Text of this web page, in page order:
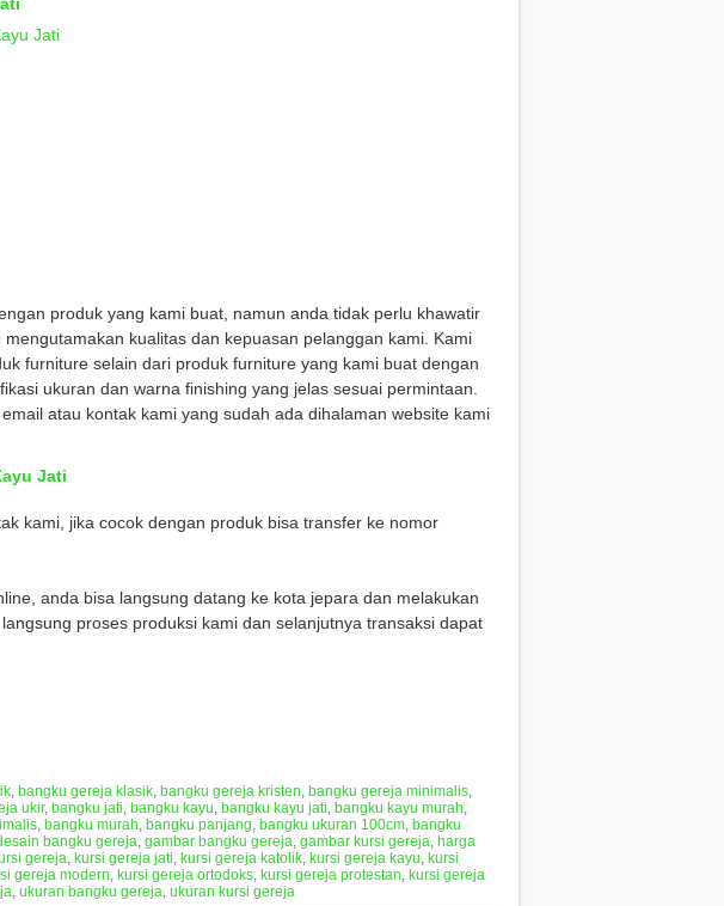
Jati
produk yang kami buat, namun anda tidak perlu khawatir
kualitas dan kepuasan pelanggan kami. Kami
furniture selain dari produk furniture yang kami buat dengan
ukuran dan warna finishing yang jelas sesuai permintaan.
atau kontak kami yang sudah ada dihalaman website kami
Jati
kami, jika cocok dengan produk bisa transfer ke nomor
anda bisa langsung datang ke kota jepara dan melakukan
proses produksi kami dan selanjutnya transaksi dapat
, bangku gereja klasik, bangku gereja kristen, bangku gereja minimalis,
ukir, bangku jati, bangku kayu, bangku kayu jati, bangku kayu murah,
, bangku murah, bangku panjang, bangku ukuran 100cm, bangku
bangku gereja, gambar bangku gereja, gambar kursi gereja, harga
gereja, kursi gereja jati, kursi gereja katolik, kursi gereja kayu, kursi
gereja modern, kursi gereja ortodoks, kursi gereja protestan, kursi gereja
, ukuran bangku gereja, ukuran kursi gereja